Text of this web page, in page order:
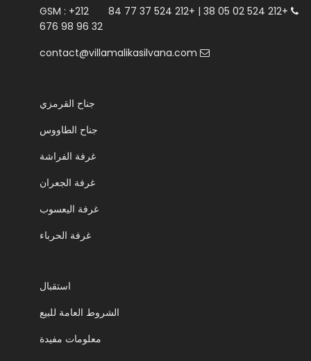
+212 524 02 05 38 | +212 524 37 77 84 GSM : +212
676 98 96 32
contact@villamalikasilvana.com
جناح القرمزي
جناح الطاووس
غرفة الفراشة
غرفة الجعران
غرفة اليعسوب
غرفة الحرباء
استقبال
الشروط العامة للبيع
معلومات مفيدة